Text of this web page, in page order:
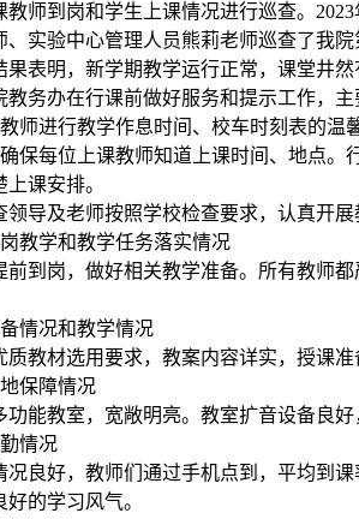
教师到岗和学生上课情况进行巡查。
、实验中心管理人员熊莉老师巡查了我院
果表明，新学期教学运行正常，课堂井然
教务办在行课前做好服务和提示工作，主
师进行教学作息时间、校车时刻表的温
保每位 上课教师知道上课时间、地点。
课安排。
领导及老师按照学校检查要求， 认真开展
教学和教学任务落实情况
前到岗， 做好相关教学准备。 所有教师都
情况和教学情况
教材选用要求， 教案内容详实， 授课准
保障情况
功能教室，宽敞明亮。教室扩音设备 良好
情况
况良好，教师们通过手机点到，平均到课
的学习风气。